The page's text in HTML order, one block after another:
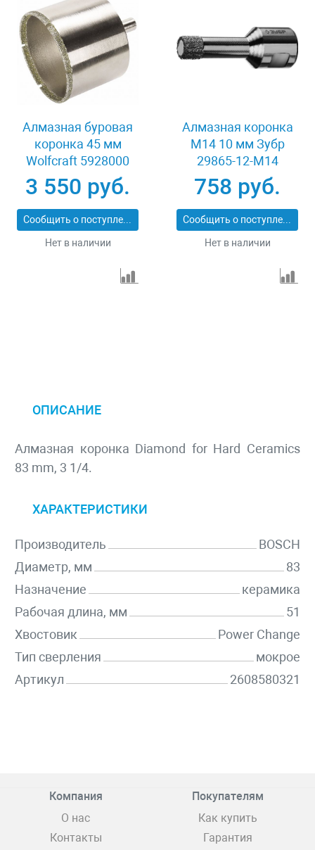
Алмазная буровая
коронка 45 мм
Wolfcraft 5928000
3 550 руб.
Сообщить о поступлении
Нет в наличии
Алмазная коронка
М14 10 мм Зубр
29865-12-M14
758 руб.
Сообщить о поступлении
Нет в наличии
ОПИСАНИЕ
Алмазная коронка Diamond for Hard Ceramics
83 mm, 3 1/4.
ХАРАКТЕРИСТИКИ
Производитель
BOSCH
Диаметр, мм
83
Назначение
керамика
Рабочая длина, мм
51
Хвостовик
Power Change
Тип сверления
мокрое
Артикул
2608580321
Компания
О нас
Контакты
Покупателям
Как купить
Гарантия